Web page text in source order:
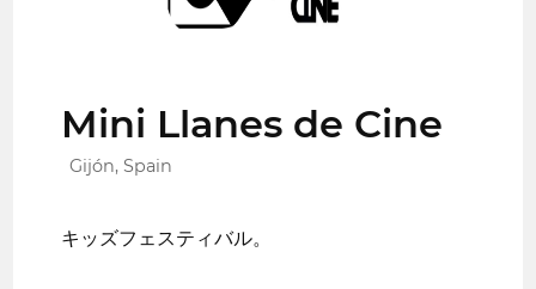
Mini Llanes de Cine
Gijón, Spain
キッズフェスティバル。